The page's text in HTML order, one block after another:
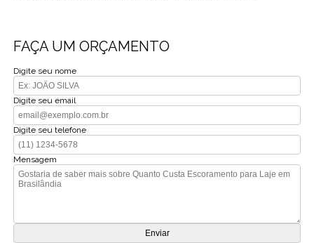
FAÇA UM ORÇAMENTO
Digite seu nome
Digite seu email
Digite seu telefone
Mensagem